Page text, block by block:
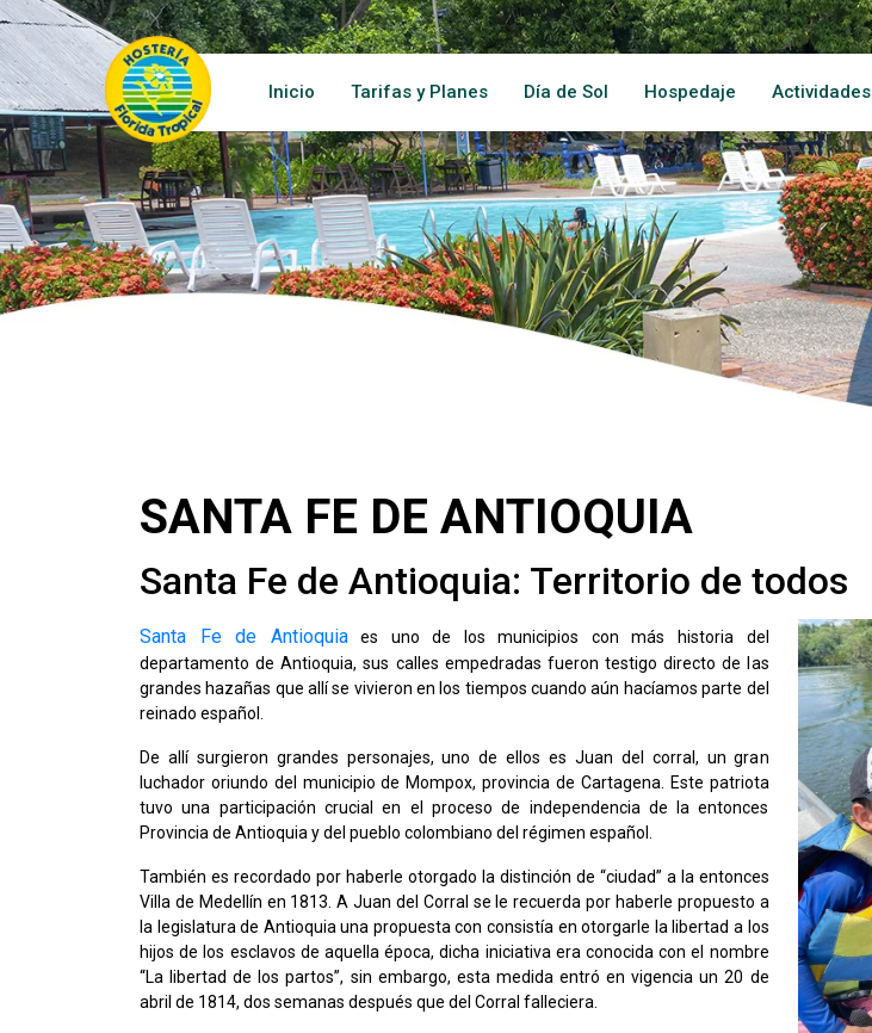
Inicio Tarifas y Planes Día de Sol Hospedaje Actividades
SANTA FE DE ANTIOQUIA
Santa Fe de Antioquia: Territorio de todos
Santa Fe de Antioquiaes uno de los municipios con más historia del
departamento de Antioquia, sus calles empedradas fueron testigo directo de las
grandes hazañas que allí se vivieron en los tiempos cuando aún hacíamos parte del
reinado español.
De allí surgieron grandes personajes, uno de ellos es Juan del corral, un gran
luchador oriundo del municipio de Mompox, provincia de Cartagena. Este patriota
tuvo una participación crucial en el proceso de independencia de la entonces
Provincia de Antioquia y del pueblo colombiano del régimen español.
También es recordado por haberle otorgado la distinción de “ciudad” a la entonces
Villa de Medellín en 1813. A Juan del Corral se le recuerda por haberle propuesto a
la legislatura de Antioquia una propuesta con consistía en otorgarle la libertad a los
hijos de los esclavos de aquella época, dicha iniciativa era conocida con el nombre
“La libertad de los partos”, sin embargo, esta medida entró en vigencia un 20 de
abril de 1814, dos semanas después que del Corral falleciera.